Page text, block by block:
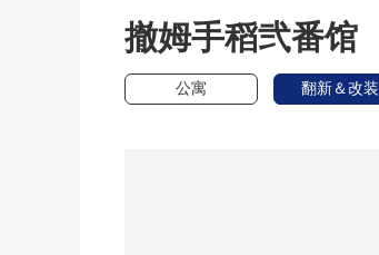
撤姆手稻弐番馆
公寓 翻新＆改装